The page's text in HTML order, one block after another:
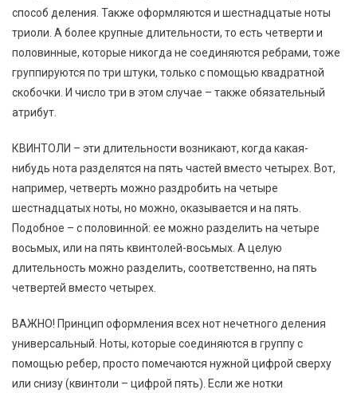
способ деления. Также оформляются и шестнадцатые ноты
триоли. А более крупные длительности, то есть четверти и
половинные, которые никогда не соединяются ребрами, тоже
группируются по три штуки, только с помощью квадратной
скобочки. И число три в этом случае – также обязательный
атрибут.
КВИНТОЛИ – эти длительности возникают, когда какая-
нибудь нота разделятся на пять частей вместо четырех. Вот,
например, четверть можно раздробить на четыре
шестнадцатых ноты, но можно, оказывается и на пять.
Подобное – с половинной: ее можно разделить на четыре
восьмых, или на пять квинтолей-восьмых. А целую
длительность можно разделить, соответственно, на пять
четвертей вместо четырех.
ВАЖНО! Принцип оформления всех нот нечетного деления
универсальный. Ноты, которые соединяются в группу с
помощью ребер, просто помечаются нужной цифрой сверху
или снизу (квинтоли – цифрой пять). Если же нотки